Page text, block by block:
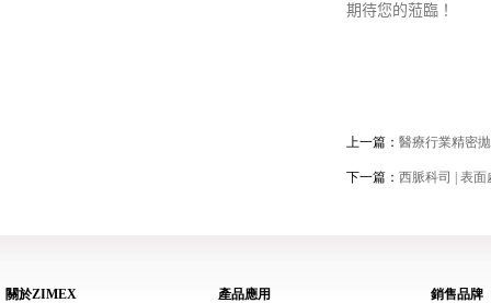
期待您的蒞臨！
上一篇： 醫療行業精密
下一篇： 西脈科司 | 表
關於ZIMEX 產品應用 銷售品牌